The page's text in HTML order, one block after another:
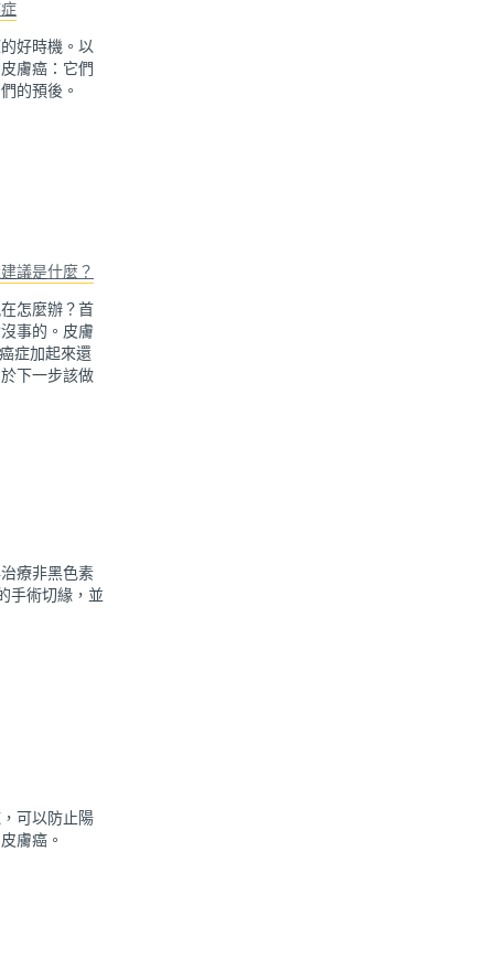
好時機。以
膚癌：它們
的預後。
議是什麼？
怎麼辦？首
事的。皮膚
症加起來還
下一步該做
療非黑色素
手術切緣，並
可以防止陽
膚癌。